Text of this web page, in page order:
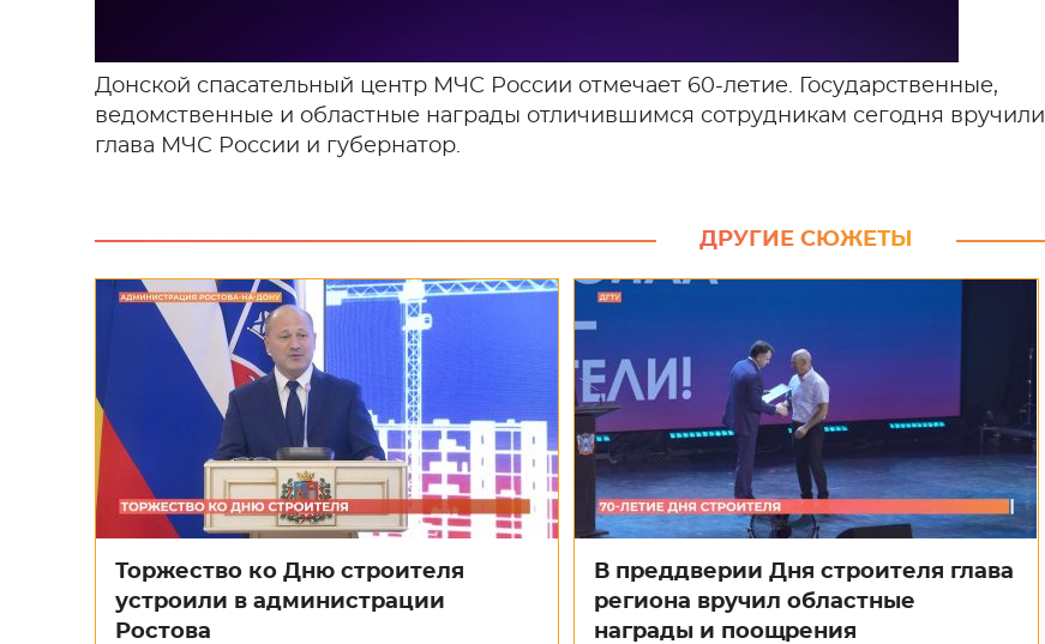
Донской спасательный центр МЧС России отмечает 60-летие. Государственные,
ведомственные и областные награды отличившимся сотрудникам сегодня вручили
глава МЧС России и губернатор.
ДРУГИЕ СЮЖЕТЫ
Торжество ко Дню строителя
устроили в администрации
Ростова
В преддверии Дня строителя глава
региона вручил областные
награды и поощрения